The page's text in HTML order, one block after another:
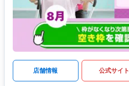
店舗情報 公式サイト